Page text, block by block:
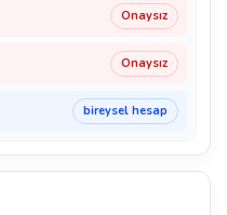
Onaysız
Onaysız
bireysel hesap